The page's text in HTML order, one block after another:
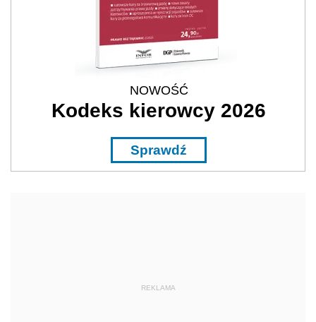
NOWOŚĆ
Kodeks kierowcy 2026
Sprawdź
REKLAMA